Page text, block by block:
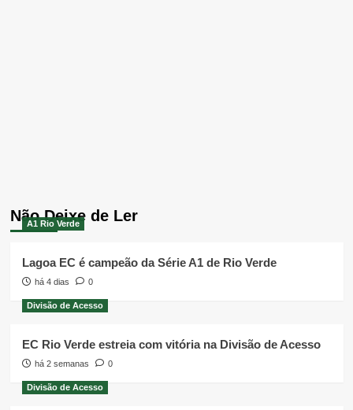
Não Deixe de Ler
A1 Rio Verde
Lagoa EC é campeão da Série A1 de Rio Verde
há 4 dias 0
Divisão de Acesso
EC Rio Verde estreia com vitória na Divisão de Acesso
há 2 semanas 0
Divisão de Acesso